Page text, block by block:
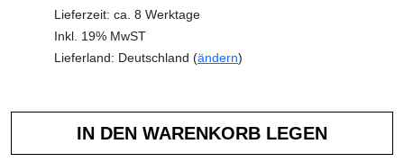
Lieferzeit: ca. 8 Werktage
Inkl. 19% MwST
Lieferland: Deutschland (ändern)